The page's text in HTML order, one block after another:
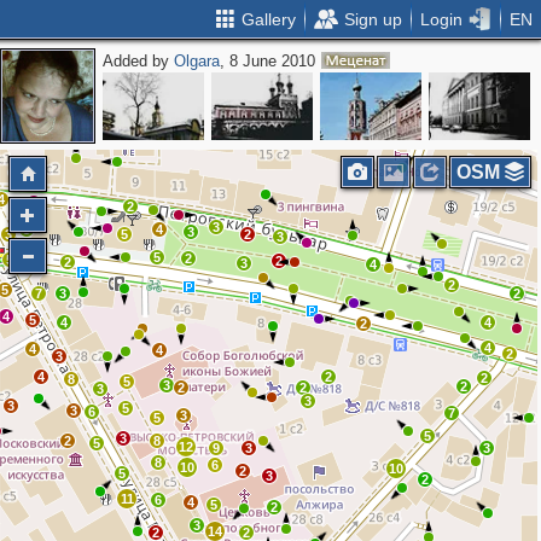
Gallery Sign up Login EN
Added byOlgara, 8 June 2010
3
2
10
5
7
2
3
4
2
2
4
2
2
2
4
2
2
3
2
2
3
4
2
5
3 3 2
3
3
2
4
2
3
2
4
5
5 7
5
3
3
5
2
3
5
4
3
4
4
4
3
2
8 5
3
5
6
3
3
5
3
8
8
11
5
5
2
6 4
10
12
9
6
3
5
2 3
2
2
14
3
OSM